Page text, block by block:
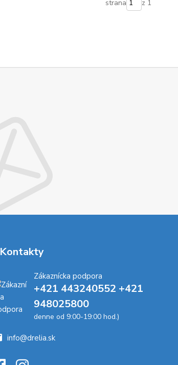
strana z 1
Kontakty
Zákaznícka podpora
+421 443240552 +421
948025800
denne od 9:00-19:00 hod.)
info@drelia.sk